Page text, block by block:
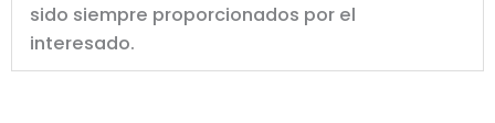
sido siempre proporcionados por el
interesado.